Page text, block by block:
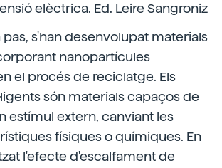
elèctrica. Ed. Leire Sangroniz
pas, s'han desenvolupat materials
nanopartícules
el procés de reciclatge. Els
són materials capaços de
estímul extern, canviant les
físiques o químiques. En
l'efecte d'escalfament de